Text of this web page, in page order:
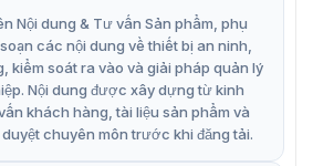
2.000mAh có thể tháo rời,
liên tục, đặc biệt phù hợp cho
và triển khai tại các địa điểm từ
kết nối
nối LTE, Wi-Fi và TCP/IP, mang lại
Nội dung & Tư vấn Sản phẩm, phụ
các nội dung về thiết bị an ninh,
kiểm soát ra vào và giải pháp quản lý
Nội dung được xây dựng từ kinh
khách hàng, tài liệu sản phẩm và
chuyên môn trước khi đăng tải.